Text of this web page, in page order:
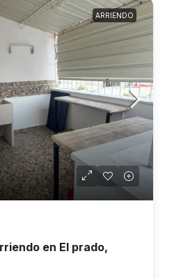
ARRIENDO
en El prado,